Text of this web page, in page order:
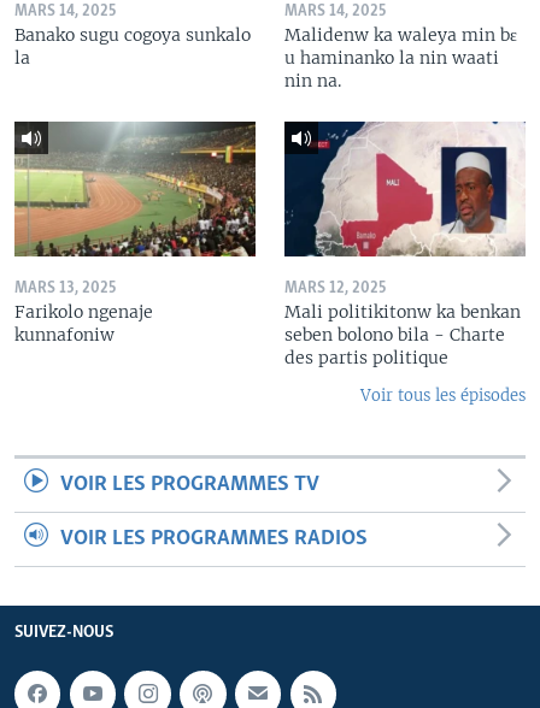
MARS 14, 2025
Banako sugu cogoya sunkalo
la
MARS 14, 2025
Malidenw ka waleya min bɛ
u haminanko la nin waati
nin na.
MARS 13, 2025
Farikolo ngenaje
kunnafoniw
MARS 12, 2025
Mali politikitonw ka benkan
seben bolono bila - Charte
des partis politique
Voir tous les épisodes
VOIR LES PROGRAMMES TV
VOIR LES PROGRAMMES RADIOS
SUIVEZ-NOUS